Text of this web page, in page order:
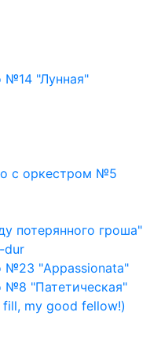
№14 "Лунная"
с оркестром №5
потерянного гроша"
dur
№23 "Appassionata"
№8 "Патетическая"
fill, my good fellow!)